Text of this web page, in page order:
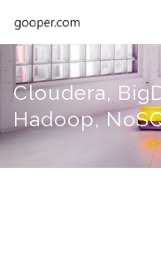
Cloudera,
Hadoop,